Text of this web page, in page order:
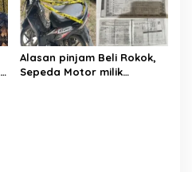
Alasan pinjam Beli Rokok,
Sepeda Motor milik